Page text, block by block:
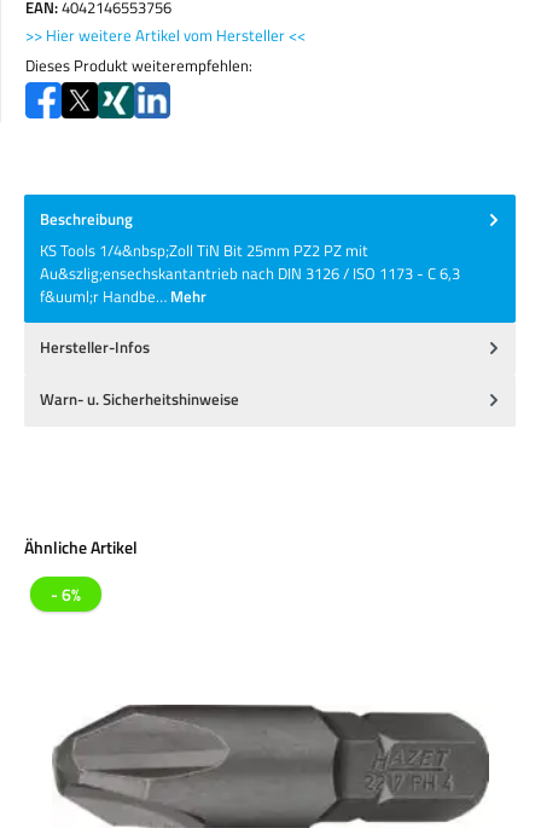
EAN:4042146553756
>> Hier weitere Artikel vom Hersteller <<
Dieses Produkt weiterempfehlen:
Beschreibung
KS Tools 1/4&nbsp;Zoll TiN Bit 25mm PZ2 PZ mit
Au&szlig;ensechskantantrieb nach DIN 3126 / ISO 1173 - C 6,3
f&uuml;r Handbe… Mehr
Hersteller-Infos
Warn- u. Sicherheitshinweise
Produktgalerie überspringen
Ähnliche Artikel
- 6%